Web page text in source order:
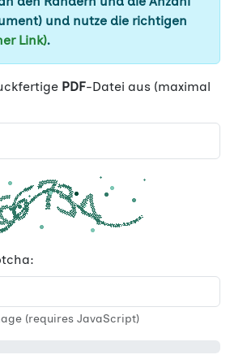
und nutze die richtigen
Link).
PDF-Datei aus (maximal
(requires JavaScript)